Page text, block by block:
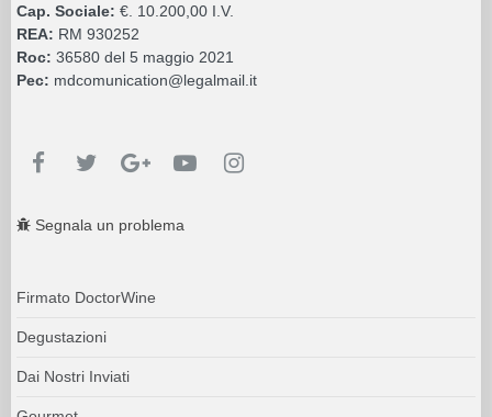
Cap. Sociale: €. 10.200,00 I.V.
REA: RM 930252
Roc: 36580 del 5 maggio 2021
Pec: mdcomunication@legalmail.it
Segnala un problema
Firmato DoctorWine
Degustazioni
Dai Nostri Inviati